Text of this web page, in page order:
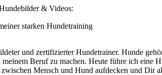
& Videos:
starken Hundetraining
und zertifizierter Hundetrainer. Hunde
Beruf zu machen. Heute führe ich
Mensch und Hund aufdecken und